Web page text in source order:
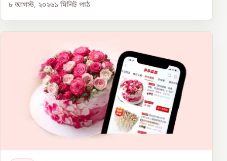
৮ আগস্ট, ২০২৬১ মিনিট পাঠ